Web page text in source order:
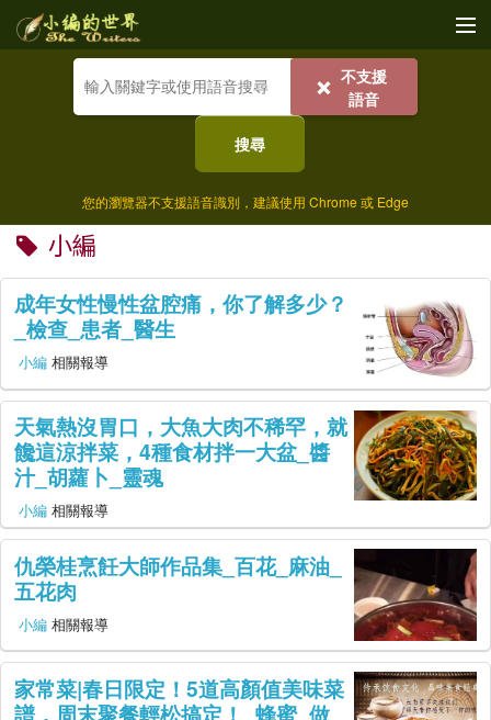
美體
文化
社群
幫助
帳號登入
❌ 不支援
語音
搜尋
您的瀏覽器不支援語音識別，建議使用 Chrome 或 Edge
小編
成年女性慢性盆腔痛，你了解多少？
_檢查_患者_醫生
小編 相關報導
天氣熱沒胃口，大魚大肉不稀罕，就
饞這涼拌菜，4種食材拌一大盆_醬
汁_胡蘿卜_靈魂
小編 相關報導
仇榮桂烹飪大師作品集_百花_麻油_
五花肉
小編 相關報導
家常菜|春日限定！5道高顏值美味菜
譜，周末聚餐輕松搞定！_蜂蜜_做